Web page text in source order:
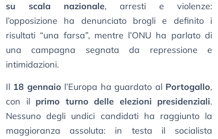
su scala nazionale, arresti e violenze:
l’opposizione ha denunciato brogli e definito i
risultati “una farsa”, mentre l’ONU ha parlato di
una campagna segnata da repressione e
intimidazioni.
Il 18 gennaio l’Europa ha guardato al Portogallo,
con il primo turno delle elezioni presidenziali.
Nessuno degli undici candidati ha raggiunto la
maggioranza assoluta: in testa il socialista